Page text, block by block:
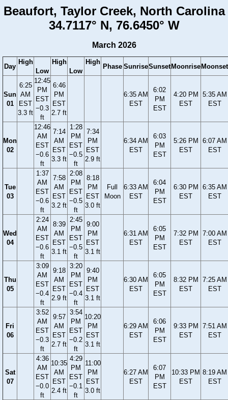
Beaufort, Taylor Creek, North Carolina
34.7117° N, 76.6450° W
March 2026
Day
High
Low
High
Low
High
Phase SunriseSunset Moonrise Moonset
Sun
01
6:25
AM
EST
3.3 ft
12:45
PM
EST
−0.3
ft
6:46
PM
EST
2.7 ft
6:35 AM
EST
6:02
PM
EST
4:20 PM
EST
5:35 AM
EST
Mon
02
12:46
AM
EST
−0.6
ft
7:14
AM
EST
3.3 ft
1:28
PM
EST
−0.5
ft
7:34
PM
EST
2.9 ft
6:34 AM
EST
6:03
PM
EST
5:26 PM
EST
6:07 AM
EST
Tue
03
1:37
AM
EST
−0.6
ft
7:58
AM
EST
3.2 ft
2:08
PM
EST
−0.5
ft
8:18
PM
EST
3.0 ft
Full
Moon
6:33 AM
EST
6:04
PM
EST
6:30 PM
EST
6:35 AM
EST
Wed
04
2:24
AM
EST
−0.6
ft
8:39
AM
EST
3.1 ft
2:45
PM
EST
−0.5
ft
9:00
PM
EST
3.1 ft
6:31 AM
EST
6:05
PM
EST
7:32 PM
EST
7:00 AM
EST
Thu
05
3:09
AM
EST
−0.4
ft
9:18
AM
EST
2.9 ft
3:20
PM
EST
−0.4
ft
9:40
PM
EST
3.1 ft
6:30 AM
EST
6:05
PM
EST
8:32 PM
EST
7:25 AM
EST
Fri
06
3:52
AM
EST
−0.3
ft
9:57
AM
EST
2.7 ft
3:54
PM
EST
−0.2
ft
10:20
PM
EST
3.1 ft
6:29 AM
EST
6:06
PM
EST
9:33 PM
EST
7:51 AM
EST
Sat
07
4:36
AM
EST
−0.0
ft
10:35
AM
EST
2.4 ft
4:29
PM
EST
−0.1
ft
11:00
PM
EST
3.0 ft
6:27 AM
EST
6:07
PM
EST
10:33 PM
EST
8:19 AM
EST